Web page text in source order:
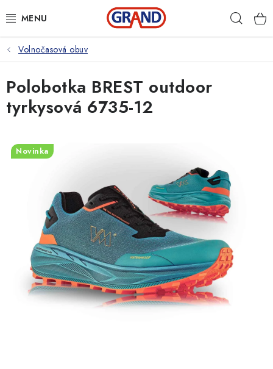
na
AKČNÍ NABÍDKA
PRACOVNÍ OBUV
PRACOVNÍ RUKAVICE
PRACOVNÍ ODĚVY
OCHRANNÉ POMŮCKY
DROGERIE
MONTÁŽNÍ A STAVEBNÍ CHEMIE
Volnočasová obuv
Polobotka BREST outdoor
tyrkysová 6735-12
Novinka